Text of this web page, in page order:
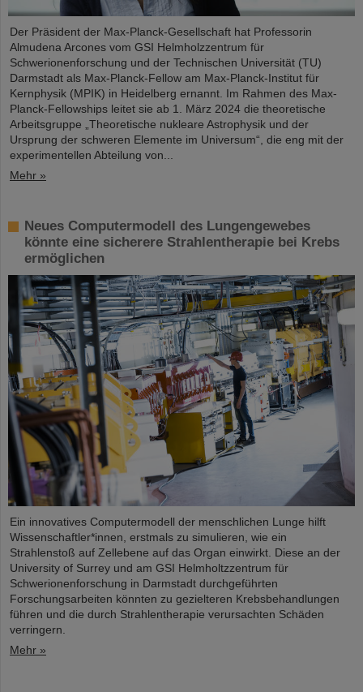
Der Präsident der Max-Planck-Gesellschaft hat Professorin
Almudena Arcones vom GSI Helmholzzentrum für
Schwerionenforschung und der Technischen Universität (TU)
Darmstadt als Max-Planck-Fellow am Max-Planck-Institut für
Kernphysik (MPIK) in Heidelberg ernannt. Im Rahmen des Max-
Planck-Fellowships leitet sie ab 1. März 2024 die theoretische
Arbeitsgruppe „Theoretische nukleare Astrophysik und der
Ursprung der schweren Elemente im Universum“, die eng mit der
experimentellen Abteilung von...
Mehr »
Neues Computermodell des Lungengewebes
könnte eine sicherere Strahlentherapie bei Krebs
ermöglichen
Ein innovatives Computermodell der menschlichen Lunge hilft
Wissenschaftler*innen, erstmals zu simulieren, wie ein
Strahlenstoß auf Zellebene auf das Organ einwirkt. Diese an der
University of Surrey und am GSI Helmholtzzentrum für
Schwerionenforschung in Darmstadt durchgeführten
Forschungsarbeiten könnten zu gezielteren Krebsbehandlungen
führen und die durch Strahlentherapie verursachten Schäden
verringern.
Mehr »